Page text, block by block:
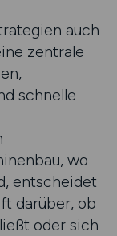
auch
zentrale
schnelle
wo
entscheidet
darüber, ob
oder sich